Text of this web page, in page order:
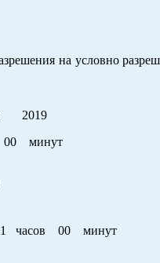
на условно
2019
минут
часов 00 минут